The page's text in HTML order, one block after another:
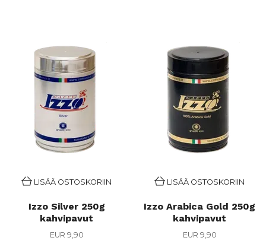
LISÄÄ OSTOSKORIIN
Izzo Silver 250g
kahvipavut
EUR 9,90
LISÄÄ OSTOSKORIIN
Izzo Arabica Gold 250g
kahvipavut
EUR 9,90